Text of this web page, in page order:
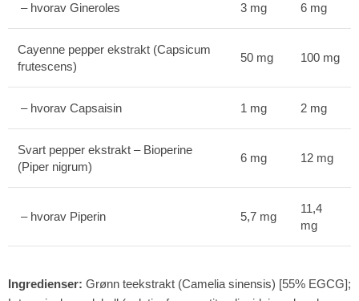
– hvorav Gineroles 3 mg 6 mg
Cayenne pepper ekstrakt (Capsicum
frutescens)
50 mg 100 mg
– hvorav Capsaisin 1 mg 2 mg
Svart pepper ekstrakt – Bioperine
(Piper nigrum)
6 mg 12 mg
– hvorav Piperin 5,7 mg
11,4
mg
Ingredienser: Grønn teekstrakt (Camelia sinensis) [55% EGCG];